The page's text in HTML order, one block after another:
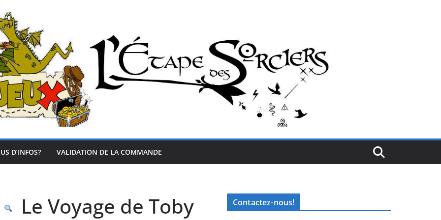
D’INFOS? VALIDATION DE LA COMMANDE
Le Voyage de Toby Contactez-nous!